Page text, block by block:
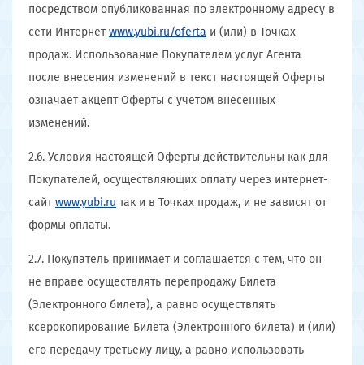
посредством опубликованная по электронному адресу в
сети Интернетwww.yubi.ru/oferta и (или) в Точках
продаж. Использование Покупателем услуг Агента
после внесения изменений в текст настоящей Оферты
означает акцепт Оферты с учетом внесенных
изменений.
2.6. Условия настоящей Оферты действительны как для
Покупателей, осуществляющих оплату через интернет-
сайтwww.yubi.ru так и в Точках продаж, и не зависят от
формы оплаты.
2.7. Покупатель принимает и соглашается с тем, что он
не вправе осуществлять перепродажу Билета
(Электронного билета), а равно осуществлять
ксерокопирование Билета (Электронного билета) и (или)
его передачу третьему лицу, а равно использовать